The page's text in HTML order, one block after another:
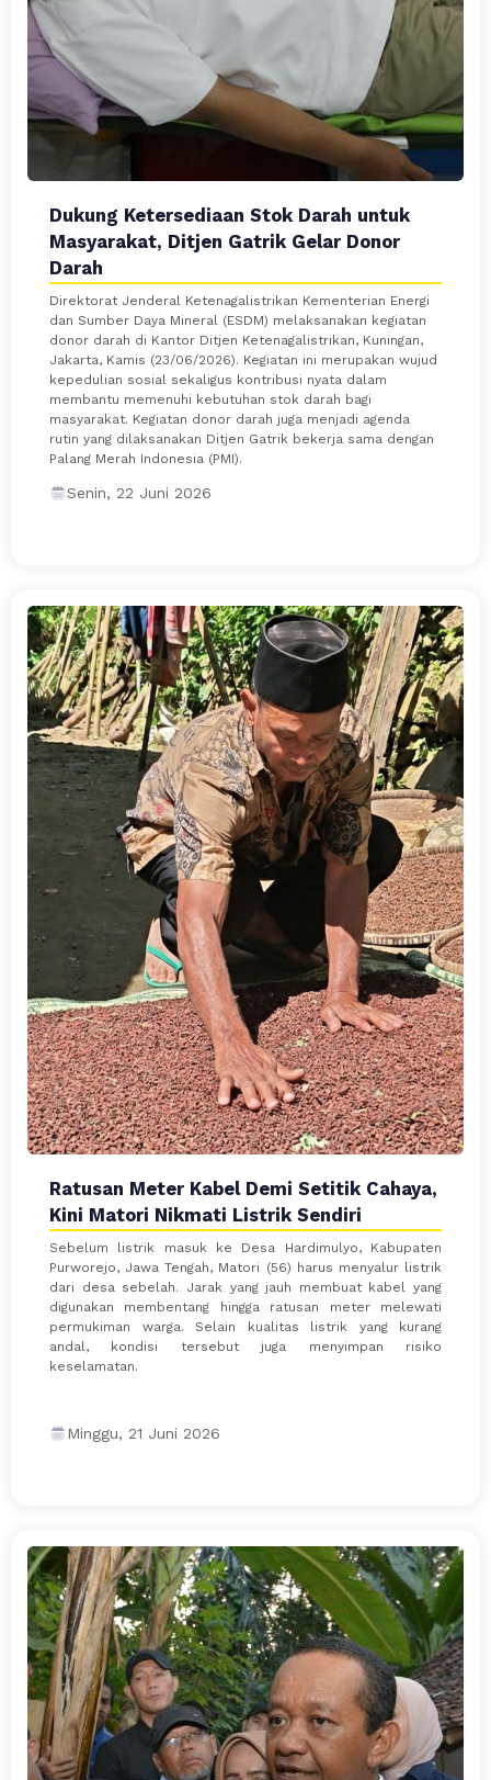
Dukung Ketersediaan Stok Darah untuk
Masyarakat, Ditjen Gatrik Gelar Donor
Darah
Direktorat Jenderal Ketenagalistrikan Kementerian Energi
dan Sumber Daya Mineral (ESDM) melaksanakan kegiatan
donor darah di Kantor Ditjen Ketenagalistrikan, Kuningan,
Jakarta, Kamis (23/06/2026). Kegiatan ini merupakan wujud
kepedulian sosial sekaligus kontribusi nyata dalam
membantu memenuhi kebutuhan stok darah bagi
masyarakat. Kegiatan donor darah juga menjadi agenda
rutin yang dilaksanakan Ditjen Gatrik bekerja sama dengan
Palang Merah Indonesia (PMI).
Senin, 22 Juni 2026
Ratusan Meter Kabel Demi Setitik Cahaya,
Kini Matori Nikmati Listrik Sendiri
Sebelum listrik masuk ke Desa Hardimulyo, Kabupaten
Purworejo, Jawa Tengah, Matori (56) harus menyalur listrik
dari desa sebelah. Jarak yang jauh membuat kabel yang
digunakan membentang hingga ratusan meter melewati
permukiman warga. Selain kualitas listrik yang kurang
andal, kondisi tersebut juga menyimpan risiko
keselamatan.
Minggu, 21 Juni 2026